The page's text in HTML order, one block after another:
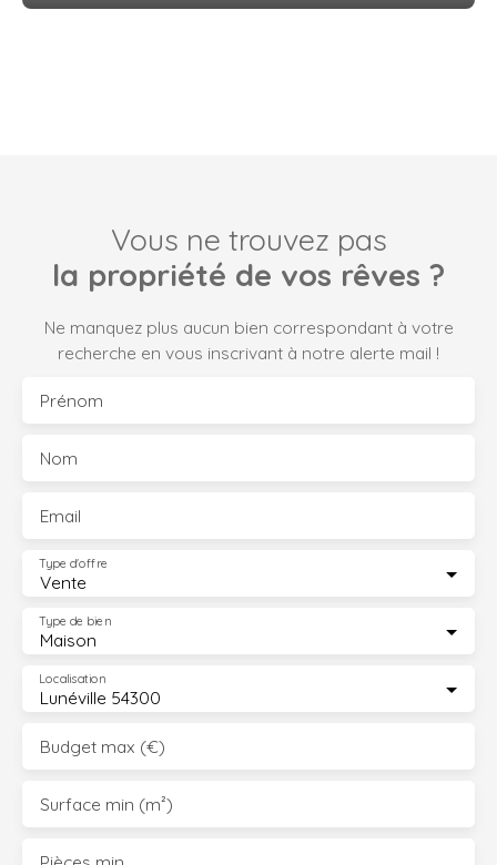
Vous ne trouvez pas
la propriété de vos rêves ?
Ne manquez plus aucun bien correspondant à votre
recherche en vous inscrivant à notre alerte mail !
Prénom
Nom
Email
Vente
Type d'offre
Maison
Type de bien
Lunéville 54300
Localisation
Budget max (€)
Surface min (m²)